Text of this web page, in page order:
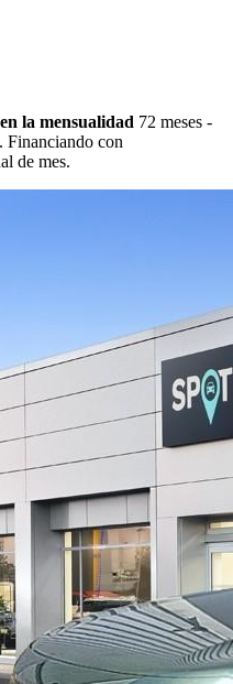
la mensualidad 72 meses -
. Financiando con
de mes.